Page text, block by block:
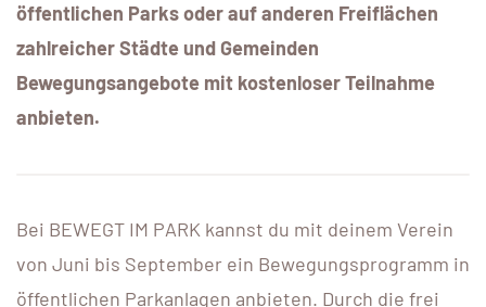
öffentlichen Parks oder auf anderen Freiflächen
zahlreicher Städte und Gemeinden
Bewegungsangebote mit kostenloser Teilnahme
anbieten.
Bei BEWEGT IM PARK kannst du mit deinem Verein
von Juni bis September ein Bewegungsprogramm in
öffentlichen Parkanlagen anbieten. Durch die frei